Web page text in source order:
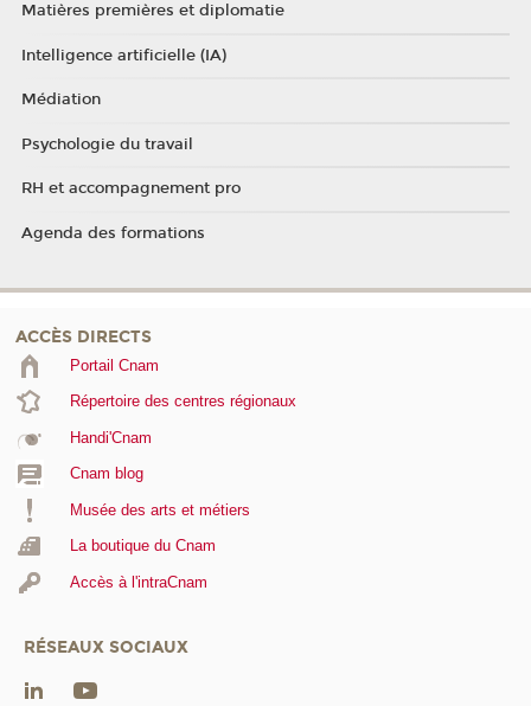
Matières premières et diplomatie
Intelligence artificielle (IA)
Médiation
Psychologie du travail
RH et accompagnement pro
Agenda des formations
ACCÈS DIRECTS
Portail Cnam
Répertoire des centres régionaux
Handi'Cnam
Cnam blog
Musée des arts et métiers
La boutique du Cnam
Accès à l'intraCnam
RÉSEAUX SOCIAUX